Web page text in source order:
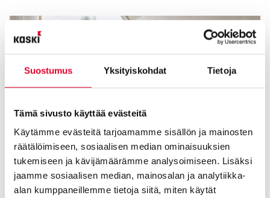
Suostumus Yksityiskohdat Tietoja
Tämä sivusto käyttää evästeitä
Käytämme evästeitä tarjoamamme sisällön ja mainosten
räätälöimiseen, sosiaalisen median ominaisuuksien
tukemiseen ja kävijämäärämme analysoimiseen. Lisäksi
jaamme sosiaalisen median, mainosalan ja analytiikka-
alan kumppaneillemme tietoja siitä, miten käytät